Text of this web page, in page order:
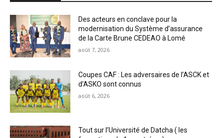
Des acteurs en conclave pour la
modernisation du Système d’assurance
de la Carte Brune CEDEAO à Lomé
août 7, 2026
Coupes CAF : Les adversaires de l’ASCK et
d’ASKO sont connus
août 6, 2026
Tout sur l’Université de Datcha ( les